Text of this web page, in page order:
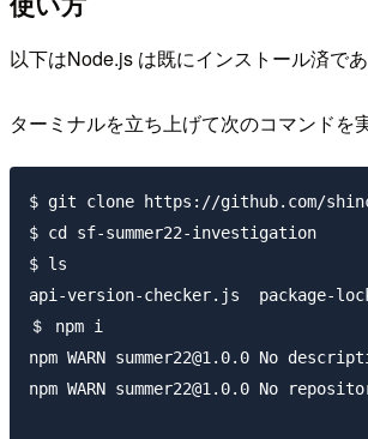
以下はNode.js は既にインストール済で
ターミナルを立ち上げて次のコマンドを
$ git clone https://github.com/
$ cd sf-summer22-investigation
$ ls
api-version-checker.js  package-
＄ npm i
npm WARN summer22@1.0.0 No
npm WARN summer22@1.0.0 No